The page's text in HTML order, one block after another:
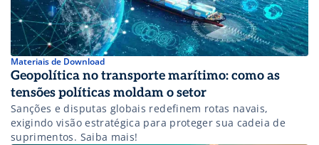
Materiais de Download
Geopolítica no transporte marítimo: como as
tensões políticas moldam o setor
Sanções e disputas globais redefinem rotas navais,
exigindo visão estratégica para proteger sua cadeia de
suprimentos. Saiba mais!